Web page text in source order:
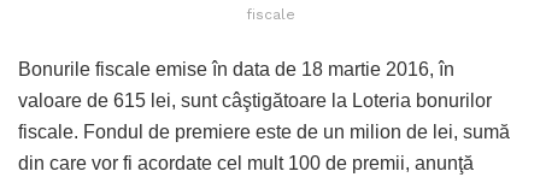
fiscale
Bonurile fiscale emise în data de 18 martie 2016, în
valoare de 615 lei, sunt câştigătoare la Loteria bonurilor
fiscale. Fondul de premiere este de un milion de lei, sumă
din care vor fi acordate cel mult 100 de premii, anunţă